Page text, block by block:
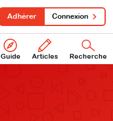
Guide Articles Recherche
Adhérer Connexion